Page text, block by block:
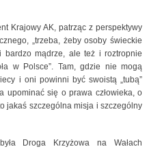
Krajowy AK, patrząc z perspektywy
„trzeba, żeby osoby świeckie
bardzo mądrze, ale też i roztropnie
w Polsce”. Tam, gdzie nie mogą
i oni powinni być swoistą „tubą”
upominać się o prawa człowieka, o
jakaś szczególna misja i szczególny
Droga Krzyżowa na Wałach